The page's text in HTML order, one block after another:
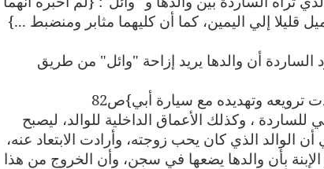
قليلا إلي اليمين، كما أن كليهما مثابر ومنضبط ...}
الساردة أن والدها يريد إزاحة "وائل" من طريق
ترويعه وتهديده مع سيارة أبي}ص82
، وكذلك الأعماق الداخلية للوالد، ليصبح
الذي كان يحب زوجته، وأرادت الابتعاد عنه،
الإبنة بأن والدها يضعها في سجن، وأن الخروج من هذا